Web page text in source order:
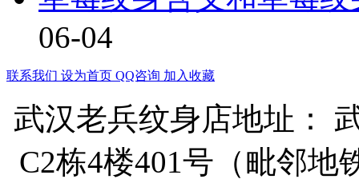
06-04
联系我们 设为首页 QQ咨询 加入收藏
武汉老兵纹身店地址：
C2栋4楼401号（毗邻地